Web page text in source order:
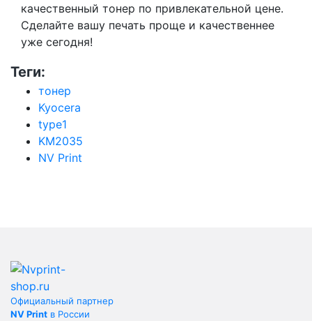
качественный тонер по привлекательной цене.
Сделайте вашу печать проще и качественнее
уже сегодня!
Теги:
тонер
Kyocera
type1
KM2035
NV Print
Официальный партнер
NV Print в России